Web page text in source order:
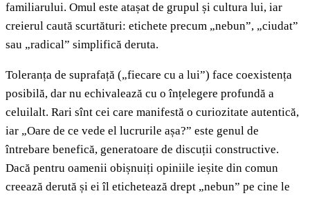
familiarului. Omul este atașat de grupul și cultura lui, iar
creierul caută scurtături: etichete precum „nebun”, „ciudat”
sau „radical” simplifică deruta.
Toleranța de suprafață („fiecare cu a lui”) face coexistența
posibilă, dar nu echivalează cu o înțelegere profundă a
celuilalt. Rari sînt cei care manifestă o curiozitate autentică,
iar „Oare de ce vede el lucrurile așa?” este genul de
întrebare benefică, generatoare de discuții constructive.
Dacă pentru oamenii obișnuiți opiniile ieșite din comun
creează derută și ei îl etichetează drept „nebun” pe cine le